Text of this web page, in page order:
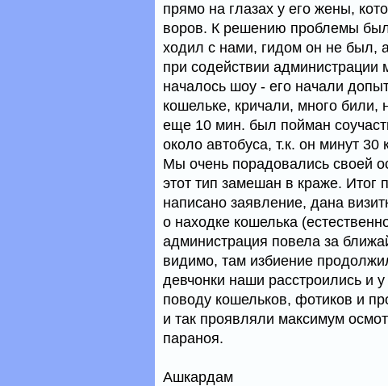
прямо на глазах у его жены,
воров. К решению проблемы
ходил с нами, гидом он не был,
при содействии администрации
началось шоу - его начали
кошельке, кричали, много били,
еще 10 мин. был пойман
около автобуса, т.к. он минут
Мы очень порадовались своей
этот тип замешан в краже. Итог
написано заявление, дана
о находке кошелька
администрация повела за
видимо, там избиение
девчонки наши расстроились и
поводу кошельков, фотиков и
и так проявляли максимум
параноя.
Ашкардам